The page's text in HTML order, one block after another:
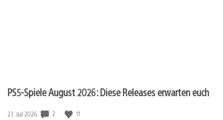
PS5-Spiele August 2026: Diese Releases erwarten euch
Veröffentlichungsdatum:
23. Jul 2026 2 11